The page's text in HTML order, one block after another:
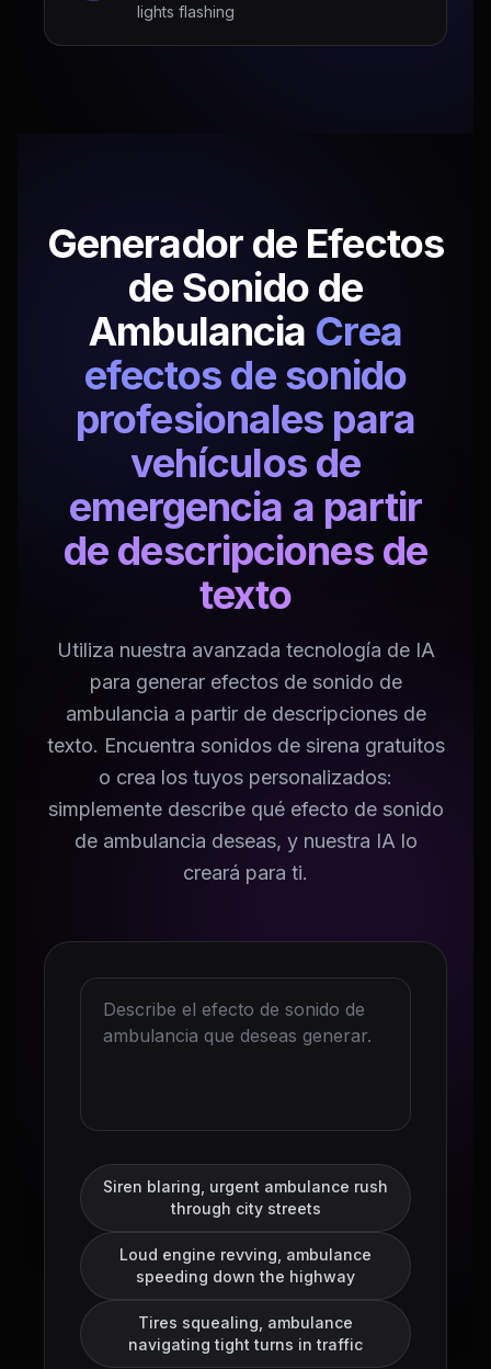
lights flashing
Generador de Efectos
de Sonido de
Ambulancia Crea
efectos de sonido
profesionales para
vehículos de
emergencia a partir
de descripciones de
texto
Utiliza nuestra avanzada tecnología de IA
para generar efectos de sonido de
ambulancia a partir de descripciones de
texto. Encuentra sonidos de sirena gratuitos
o crea los tuyos personalizados:
simplemente describe qué efecto de sonido
de ambulancia deseas, y nuestra IA lo
creará para ti.
Siren blaring, urgent ambulance rush
through city streets
Loud engine revving, ambulance
speeding down the highway
Tires squealing, ambulance
navigating tight turns in traffic